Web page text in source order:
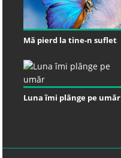
Mă pierd la tine-n suflet
Luna îmi plânge pe umăr